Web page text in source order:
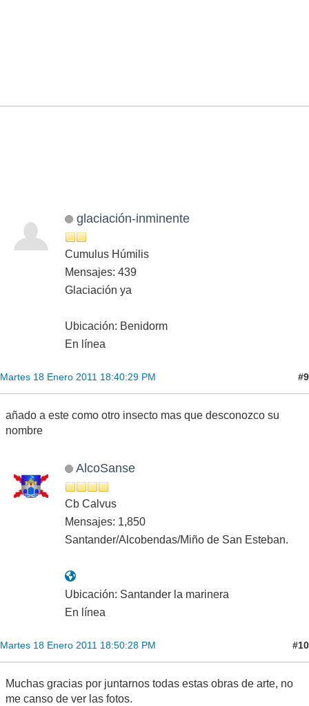
glaciación-inminente
Cumulus Húmilis
Mensajes: 439
Glaciación ya
Ubicación: Benidorm
En línea
Martes 18 Enero 2011 18:40:29 PM #9
añado a este como otro insecto mas que desconozco su
nombre
AlcoSanse
Cb Calvus
Mensajes: 1,850
Santander/Alcobendas/Miño de San Esteban.
Ubicación: Santander la marinera
En línea
Martes 18 Enero 2011 18:50:28 PM #10
Muchas gracias por juntarnos todas estas obras de arte, no
me canso de ver las fotos.